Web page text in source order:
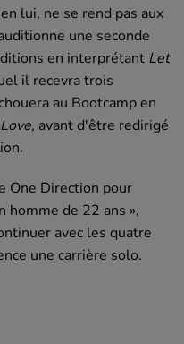
lui, ne se rend pas aux
une seconde
en interprétant Let
il recevra trois
au Bootcamp en
, avant d'être redirigé
.
One Direction pour
homme de 22 ans »,
avec les quatre
une carrière solo.